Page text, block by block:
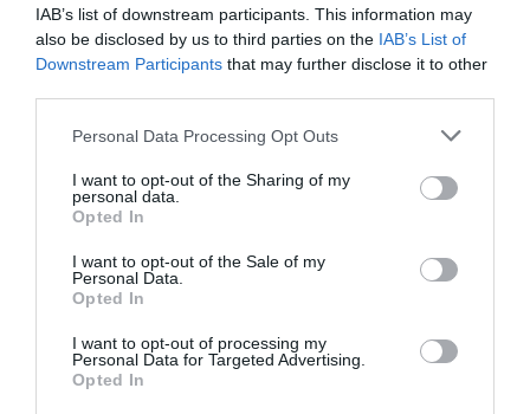
IAB’s list of downstream participants. This information may
also be disclosed by us to third parties on the IAB’s List of
Downstream Participants that may further disclose it to other
Personal Data Processing Opt Outs
I want to opt-out of the Sharing of my
personal data.
Opted In
I want to opt-out of the Sale of my
Personal Data.
Opted In
I want to opt-out of processing my
Personal Data for Targeted Advertising.
Opted In